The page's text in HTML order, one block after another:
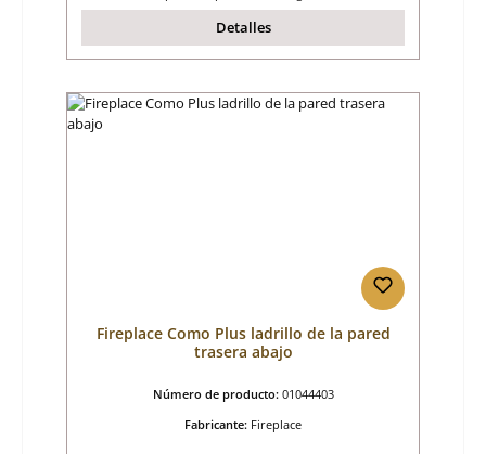
Detalles
Fireplace Como Plus ladrillo de la pared
trasera abajo
Número de producto: 01044403
Fabricante: Fireplace